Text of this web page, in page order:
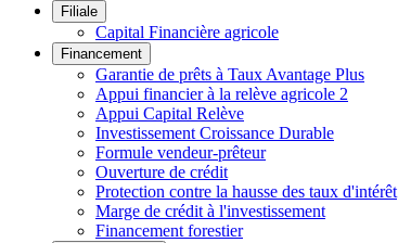
Filiale
Capital Financière agricole
Financement
Garantie de prêts à Taux Avantage Plus
Appui financier à la relève agricole 2
Appui Capital Relève
Investissement Croissance Durable
Formule vendeur-prêteur
Ouverture de crédit
Protection contre la hausse des taux d'intérêt
Marge de crédit à l'investissement
Financement forestier